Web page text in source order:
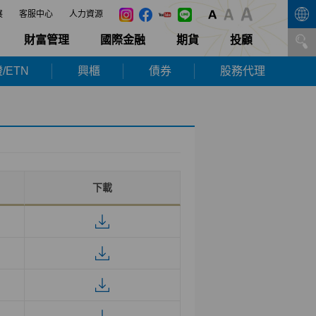
客服中心 人力資源
財富管理 國際金融 期貨 投顧
ETN 興櫃 債券 股務代理
下載